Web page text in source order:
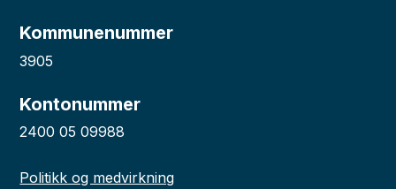
Kommunenummer
3905
Kontonummer
2400 05 09988
Politikk og medvirkning